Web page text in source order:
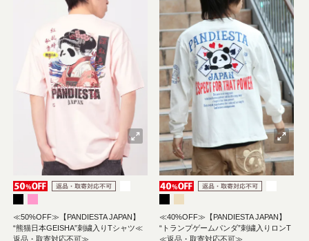
≪50%OFF≫【PANDIESTA JAPAN】
“熊猫日本GEISHA”刺繍入りTシャツ≪
返品・取寄対応不可≫
≪40%OFF≫【PANDIESTA JAPAN】
“トランプゲームパンダ”刺繍入りロンT
≪返品・取寄対応不可≫